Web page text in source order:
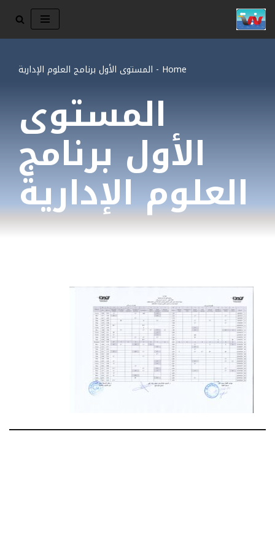
تخطى
Home
- المستوى الأول برنامج العلوم الإدارية
المستوى
الأول برنامج
العلوم الإدارية